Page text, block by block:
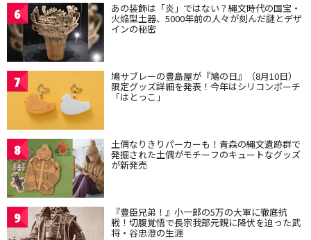
6 あの装飾は「炎」ではない？縄文時代の国宝・
火焔型土器、5000年前の人々が刻んだ謎とデザ
インの秘密
7 鳩サブレーの豊島屋が『鳩の日』（8月10日）
限定グッズ詳細を発表！今年はシリコンポーチ
「はとっこ」
8 土偶なりきりパーカーも！青森の縄文遺跡群で
発掘された土偶がモチーフのキュートなグッズ
が新発売
9 『豊臣兄弟！』小一郎の5万の大軍に徹底抗
戦！切腹覚悟で長宗我部元親に降伏を迫った武
将・谷忠澄の生涯